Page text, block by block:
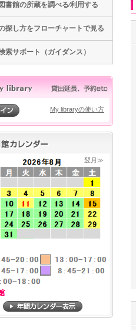
書館の所蔵を調べる⁄利用する
探し方をフローチャートで見る
索サポート（ガイダンス）
My libraryの使い方
翌月≫